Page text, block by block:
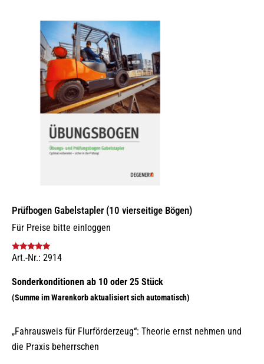
Prüfbogen Gabelstapler (10 vierseitige Bögen)
Für Preise bitte einloggen
Bewertet mit
Art.-Nr.: 2914
„Fahrausweis für Flurförderzeug“: Theorie ernst nehmen und
die Praxis beherrschen